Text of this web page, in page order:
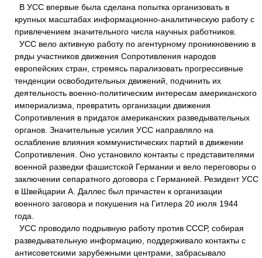
В УСС впервые была сделана попытка организовать в
крупных масштабах информационно-аналитическую работу с
привлечением значительного числа научных работников.
УСС вело активную работу по агентурному проникновению в
ряды участников движения Сопротивления народов
европейских стран, стремясь парализовать прогрессивные
тенденции освободительных движений, подчинить их
деятельность военно-политическим интересам американского
империализма, превратить организации движения
Сопротивления в придаток американских разведывательных
органов. Значительные усилия УСС направляло на
ослабление влияния коммунистических партий в движении
Сопротивления. Оно установило контакты с представителями
военной разведки фашистской Германии и вело переговоры о
заключении сепаратного договора с Германией. Резидент УСС
в Швейцарии А. Даллес был причастен к организации
военного заговора и покушения на Гитлера 20 июля 1944
года.
УСС проводило подрывную работу против СССР, собирая
разведывательную информацию, поддерживало контакты с
антисоветскими зарубежными центрами, забрасывало